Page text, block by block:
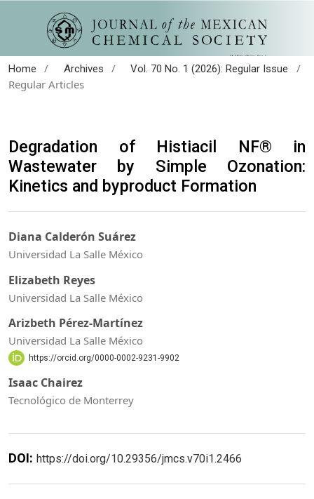
Home / Archives / Vol. 70 No. 1 (2026): Regular Issue
/
Regular Articles
Degradation of Histiacil NF® in
Wastewater by Simple Ozonation:
Kinetics and byproduct Formation
Diana Calderón Suárez
Universidad La Salle México
Elizabeth Reyes
Universidad La Salle México
Arizbeth Pérez-Martínez
Universidad La Salle México
https://orcid.org/0000-0002-9231-9902
Isaac Chairez
Tecnológico de Monterrey
DOI: https://doi.org/10.29356/jmcs.v70i1.2466